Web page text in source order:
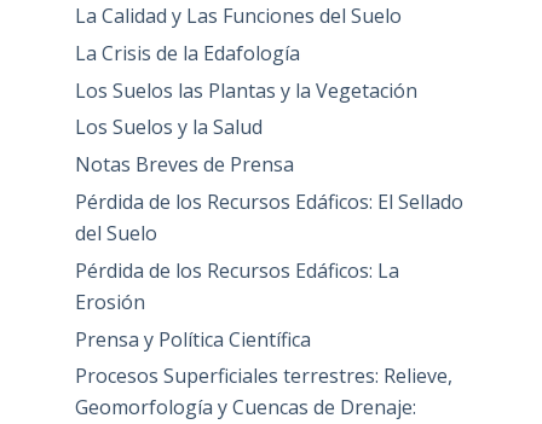
La Calidad y Las Funciones del Suelo
La Crisis de la Edafología
Los Suelos las Plantas y la Vegetación
Los Suelos y la Salud
Notas Breves de Prensa
Pérdida de los Recursos Edáficos: El Sellado
del Suelo
Pérdida de los Recursos Edáficos: La
Erosión
Prensa y Política Científica
Procesos Superficiales terrestres: Relieve,
Geomorfología y Cuencas de Drenaje: